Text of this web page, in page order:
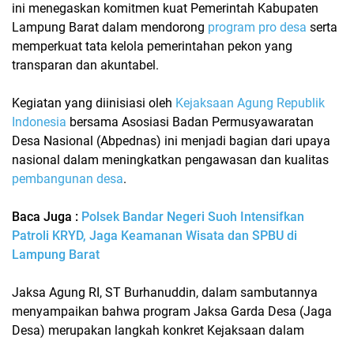
ini menegaskan komitmen kuat Pemerintah Kabupaten
Lampung Barat dalam mendorong program pro desa serta
memperkuat tata kelola pemerintahan pekon yang
transparan dan akuntabel.
Kegiatan yang diinisiasi oleh Kejaksaan Agung Republik
Indonesia bersama Asosiasi Badan Permusyawaratan
Desa Nasional (Abpednas) ini menjadi bagian dari upaya
nasional dalam meningkatkan pengawasan dan kualitas
pembangunan desa.
Baca Juga : Polsek Bandar Negeri Suoh Intensifkan
Patroli KRYD, Jaga Keamanan Wisata dan SPBU di
Lampung Barat
Jaksa Agung RI, ST Burhanuddin, dalam sambutannya
menyampaikan bahwa program Jaksa Garda Desa (Jaga
Desa) merupakan langkah konkret Kejaksaan dalam